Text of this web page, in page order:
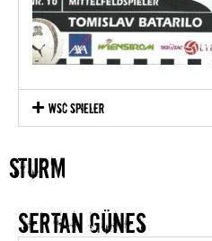
WSC Spieler
STURM
SERtan Günes